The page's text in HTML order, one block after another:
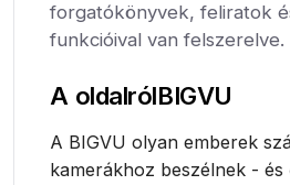
forgatókönyvek, feliratok
funkcióival van felszerelve.
A oldalrólBIGVU
A BIGVU olyan emberek
kamerákhoz beszélnek -